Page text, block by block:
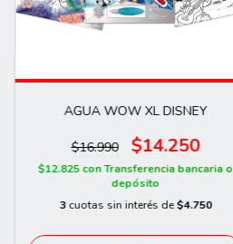
AGUA WOW XL DISNEY
$16.990 $14.250
$12.825conTransferencia bancaria o
depósito
3 cuotas sin interés de$4.750